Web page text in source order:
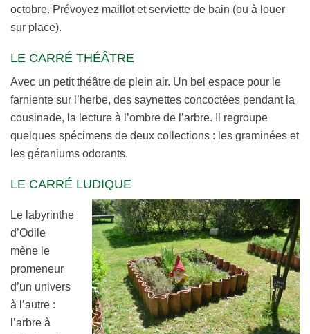
octobre. Prévoyez maillot et serviette de bain (ou à louer
sur place).
LE CARRÉ THÉÂTRE
Avec un petit théâtre de plein air. Un bel espace pour le
farniente sur l’herbe, des saynettes concoctées pendant la
cousinade, la lecture à l’ombre de l’arbre. Il regroupe
quelques spécimens de deux collections : les graminées et
les géraniums odorants.
LE CARRÉ LUDIQUE
Le labyrinthe
d’Odile
mène le
promeneur
d’un univers
à l’autre :
l’arbre à